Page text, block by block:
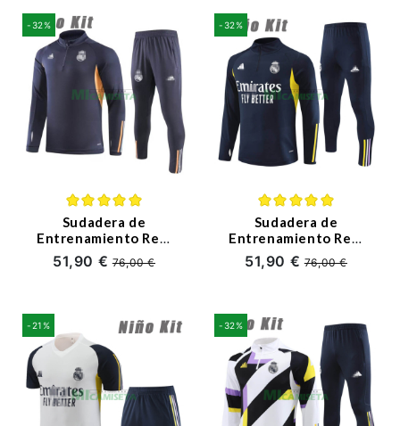
-32%
Sudadera de
Entrenamiento Real
Madrid 2023/2024
Niño Kit Azul
51,90 €76,00 €
-32%
Sudadera de
Entrenamiento Real
Madrid 2023/2024
Niño Kit Azul Marino
51,90 €76,00 €
-21% -32%